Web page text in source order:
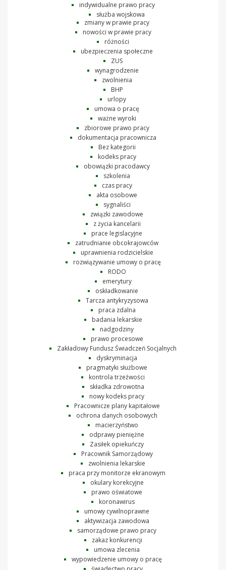
indywidualne prawo pracy
służba wojskowa
zmiany w prawie pracy
nowości w prawie pracy
różności
ubezpieczenia społeczne
ZUS
wynagrodzenie
zwolnienia
BHP
urlopy
umowa o pracę
ważne wyroki
zbiorowe prawo pracy
dokumentacja pracownicza
Bez kategorii
kodeks pracy
obowiązki pracodawcy
szkolenia
czas pracy
akta osobowe
sygnaliści
związki zawodowe
z życia kancelarii
prace legislacyjne
zatrudnianie obcokrajowców
uprawnienia rodzicielskie
rozwiązywanie umowy o pracę
RODO
emerytury
oskładkowanie
Tarcza antykryzysowa
praca zdalna
badania lekarskie
nadgodziny
prawo procesowe
Zakładowy Fundusz Świadczeń Socjalnych
dyskryminacja
pragmatyki służbowe
kontrola trzeźwości
składka zdrowotna
nowy kodeks pracy
Pracownicze plany kapitałowe
ochrona danych osobowych
macierzyństwo
odprawy pieniężne
Zasiłek opiekuńczy
Pracownik Samorządowy
zwolnienia lekarskie
praca przy monitorze ekranowym
okulary korekcyjne
prawo oświatowe
koronawirus
umowy cywilnoprawne
aktywizacja zawodowa
samorządowe prawo pracy
zakaz konkurencji
umowa zlecenia
wypowiedzenie umowy o pracę